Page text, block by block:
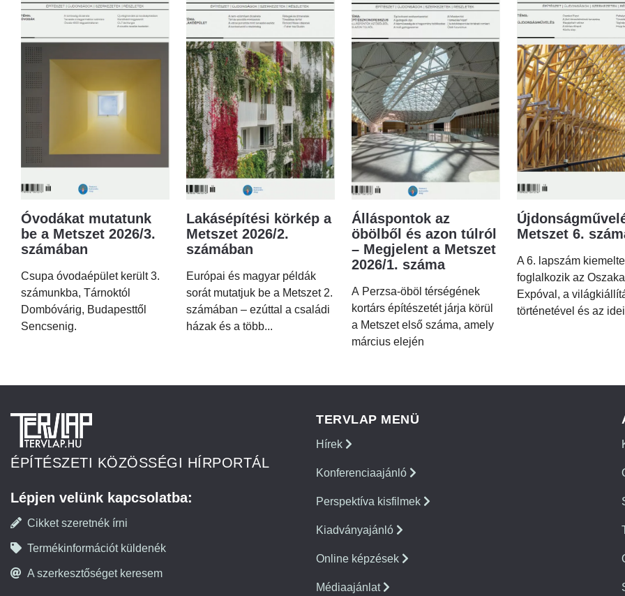
Óvodákat mutatunk
be a Metszet 2026/3.
számában
Csupa óvodaépület került 3.
számunkba, Tárnoktól
Dombóvárig, Budapesttől
Sencsenig.
Lakásépítési körkép a
Metszet 2026/2.
számában
Európai és magyar példák
sorát mutatjuk be a Metszet 2.
számában – ezúttal a családi
házak és a több...
Álláspontok az
öbölből és azon túlról
– Megjelent a Metszet
2026/1. száma
A Perzsa-öböl térségének
kortárs építészetét járja körül
a Metszet első száma, amely
március elején
Metszet 6.
A 6. lapszám
foglalkozik az
Expóval, a
történetével és az
ÉPÍTÉSZETI KÖZÖSSÉGI HÍRPORTÁL
Lépjen velünk kapcsolatba:
Cikket szeretnék írni
Termékinformációt küldenék
A szerkesztőséget keresem
TERVLAP MENÜ
Hírek
Konferenciaajánló
Perspektíva kisfilmek
Kiadványajánló
Online képzések
Médiaajánlat